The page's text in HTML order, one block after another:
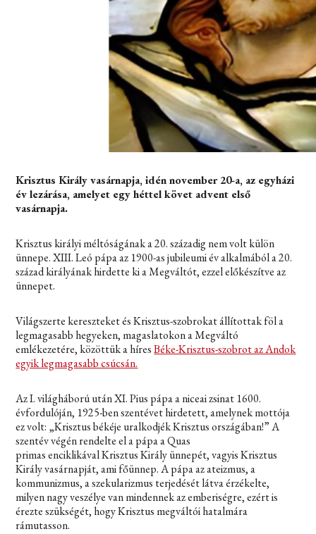
Krisztus Király vasárnapja, idén november 20-a, az egyházi
év lezárása, amelyet egy héttel követ advent első
vasárnapja.
Krisztus királyi méltóságának a 20. századig nem volt külön
ünnepe. XIII. Leó pápa az 1900-as jubileumi év alkalmából a 20.
század királyának hirdette ki a Megváltót, ezzel előkészítve az
ünnepet.
Világszerte kereszteket és Krisztus-szobrokat állítottak föl a
legmagasabb hegyeken, magaslatokon a Megváltó
emlékezetére, közöttük a híresBéke-Krisztus-szobrot az Andok
egyik legmagasabb csúcsán.
Az I. világháború után XI. Pius pápa a niceai zsinat 1600.
évfordulóján, 1925-ben szentévet hirdetett, amelynek mottója
ez volt: „Krisztus békéje uralkodjék Krisztus országában!” A
szentév végén rendelte el a pápa aQuas
primas enciklikával Krisztus Király ünnepét, vagyis Krisztus
Király vasárnapját, ami főünnep. A pápa az ateizmus, a
kommunizmus, a szekularizmus terjedését látva érzékelte,
milyen nagy veszélye van mindennek az emberiségre, ezért is
érezte szükségét, hogy Krisztus megváltói hatalmára
rámutasson.